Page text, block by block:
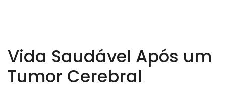
Vida Saudável Após um
Tumor Cerebral